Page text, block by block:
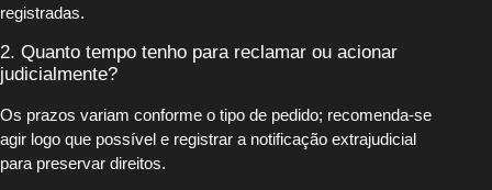
registradas.
2. Quanto tempo tenho para reclamar ou acionar
judicialmente?
Os prazos variam conforme o tipo de pedido; recomenda-se
agir logo que possível e registrar a notificação extrajudicial
para preservar direitos.